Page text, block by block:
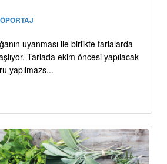
uyanması ile birlikte tarlalarda
Tarlada ekim öncesi yapılacak
yapılmazs...